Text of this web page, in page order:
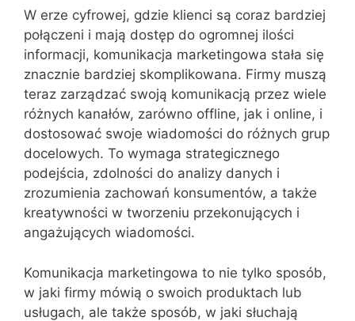
W erze cyfrowej, gdzie klienci są coraz bardziej
połączeni i mają dostęp do ogromnej ilości
informacji, komunikacja marketingowa stała się
znacznie bardziej skomplikowana. Firmy muszą
teraz zarządzać swoją komunikacją przez wiele
różnych kanałów, zarówno offline, jak i online, i
dostosować swoje wiadomości do różnych grup
docelowych. To wymaga strategicznego
podejścia, zdolności do analizy danych i
zrozumienia zachowań konsumentów, a także
kreatywności w tworzeniu przekonujących i
angażujących wiadomości.
Komunikacja marketingowa to nie tylko sposób,
w jaki firmy mówią o swoich produktach lub
usługach, ale także sposób, w jaki słuchają